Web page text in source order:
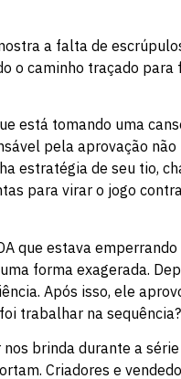
a falta de
o caminho traçado
está tomando uma
pela aprovação
estratégia de seu tio,
para virar o jogo
que estava
forma exagerada.
Após isso, ele
trabalhar na
nos brinda durante a
Criadores e